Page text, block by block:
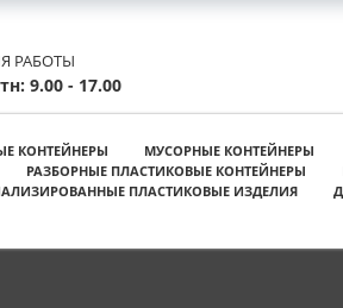
РАБОТЫ
9.00 - 17.00
КОНТЕЙНЕРЫ
МУСОРНЫЕ КОНТЕЙНЕРЫ
РАЗБОРНЫЕ ПЛАСТИКОВЫЕ КОНТЕЙНЕРЫ
ПЛАСТИКОВЫЕ ИЗДЕЛИЯ